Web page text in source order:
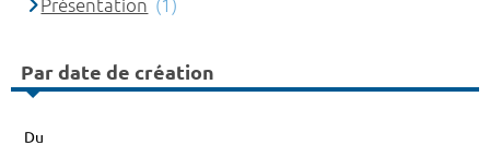
Présentation (1)
Par date de création
Du